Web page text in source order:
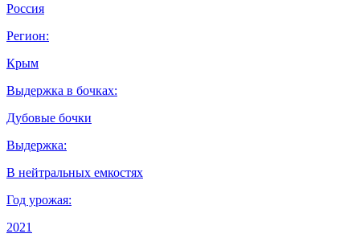
Россия
Регион:
Крым
Выдержка в бочках:
Дубовые бочки
Выдержка:
В нейтральных емкостях
Год урожая:
2021